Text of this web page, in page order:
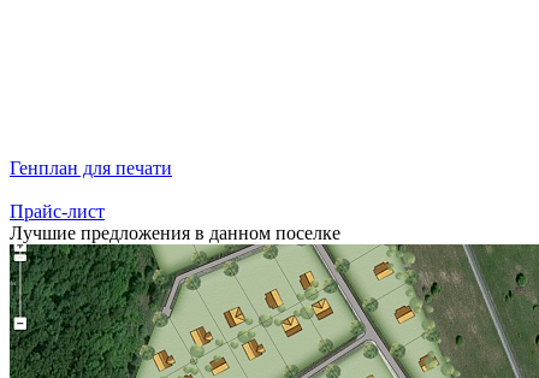
Генплан для печати
Прайс-лист
Лучшие предложения в данном поселке